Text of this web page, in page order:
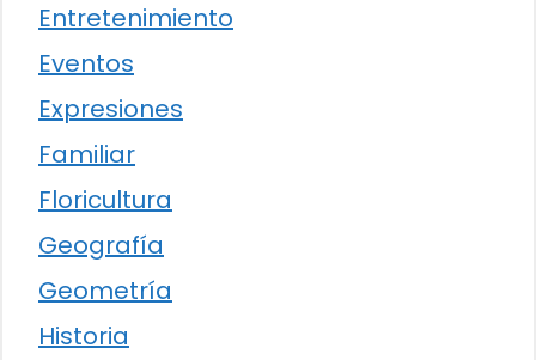
Entretenimiento
Eventos
Expresiones
Familiar
Floricultura
Geografía
Geometría
Historia